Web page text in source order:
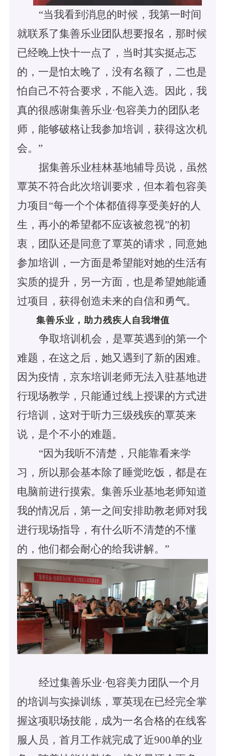
“当我看到消息的时候，我第一时间
就联系了集善乐业团队想要报名，那时候
已经晚上快十一点了，当时其实挺忐忑
的，一是怕太晚了，没有名额了，二也是
怕自己不符合要求，不能入选。因此，我
真的很感谢集善乐业·包容美力的团队老
师，能够破格让我参加培训，获得这次机
会。”
据集善乐业桂林基地辅导员说，虽然
覃英不符合此次培训要求，但本着包容美
力项目 “每一个个体都值得享受美好的人
生，再小的希望都不应该被忽视”的初
衷，团队还是同意了覃英的请求，同意她
参加培训，一方面是希望能对她的生活有
实质的提升，另一方面，也是希望她能通
过项目，获得创造未来的自信和勇气。
集善乐业，助力残疾人自我增值
争取培训机会，是覃英遇到的第一个
难题，在这之后，她又遇到了新的困难。
因为疫情，京东培训老师无法入驻基地进
行现场教学，只能通过线上授课的方式进
行培训，这对于听力三级残疾的覃英来
说，是个不小的难题。
“因为我听不清楚，只能靠看来学
习，所以那会基本除了睡觉吃饭，都是在
电脑前进行摸索。集善乐业基地老师知道
我的情况后，第一之间安排助教老师对我
进行现场指导，有什么听不清楚的不懂
的，他们都会耐心的给我讲解。”
经过集善乐业·包容美力团队一个月
的培训与实操训练，覃英现在已经完全掌
握这项职场技能，成为一名合格的在线客
服人员，首月工作就完成了近900单的业